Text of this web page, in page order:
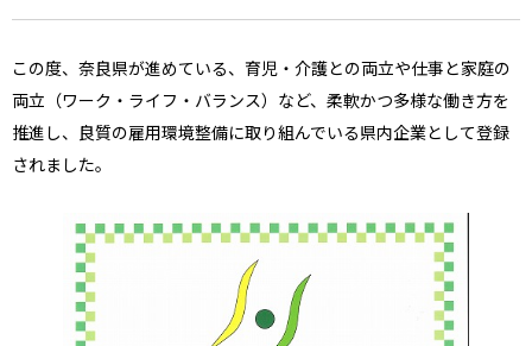
この度、奈良県が進めている、育児・介護との両立や仕事と家庭の
両立（ワーク・ライフ・バランス）など、柔軟かつ多様な働き方を
推進し、良質の雇用環境整備に取り組んでいる県内企業として登録
されました。